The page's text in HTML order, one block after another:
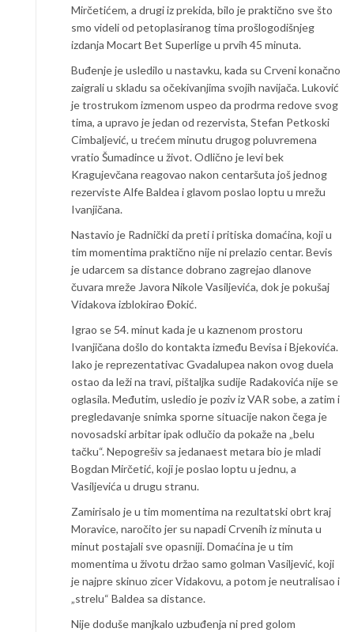
Mirčetićem, a drugi iz prekida, bilo je praktično sve što
smo videli od petoplasiranog tima prošlogodišnjeg
izdanja Mocart Bet Superlige u prvih 45 minuta.
Buđenje je usledilo u nastavku, kada su Crveni konačno
zaigrali u skladu sa očekivanjima svojih navijača. Luković
je trostrukom izmenom uspeo da prodrma redove svog
tima, a upravo je jedan od rezervista, Stefan Petkoski
Cimbaljević, u trećem minutu drugog poluvremena
vratio Šumadince u život. Odlično je levi bek
Kragujevčana reagovao nakon centaršuta još jednog
rezerviste Alfe Baldea i glavom poslao loptu u mrežu
Ivanjičana.
Nastavio je Radnički da preti i pritiska domaćina, koji u
tim momentima praktično nije ni prelazio centar. Bevis
je udarcem sa distance dobrano zagrejao dlanove
čuvara mreže Javora Nikole Vasiljevića, dok je pokušaj
Vidakova izblokirao Đokić.
Igrao se 54. minut kada je u kaznenom prostoru
Ivanjičana došlo do kontakta između Bevisa i Bjekovića.
Iako je reprezentativac Gvadalupea nakon ovog duela
ostao da leži na travi, pištaljka sudije Radakovića nije se
oglasila. Međutim, usledio je poziv iz VAR sobe, a zatim i
pregledavanje snimka sporne situacije nakon čega je
novosadski arbitar ipak odlučio da pokaže na „belu
tačku“. Nepogrešiv sa jedanaest metara bio je mladi
Bogdan Mirčetić, koji je poslao loptu u jednu, a
Vasiljevića u drugu stranu.
Zamirisalo je u tim momentima na rezultatski obrt kraj
Moravice, naročito jer su napadi Crvenih iz minuta u
minut postajali sve opasniji. Domaćina je u tim
momentima u životu držao samo golman Vasiljević, koji
je najpre skinuo zicer Vidakovu, a potom je neutralisao i
„strelu“ Baldea sa distance.
Nije doduše manjkalo uzbuđenja ni pred golom